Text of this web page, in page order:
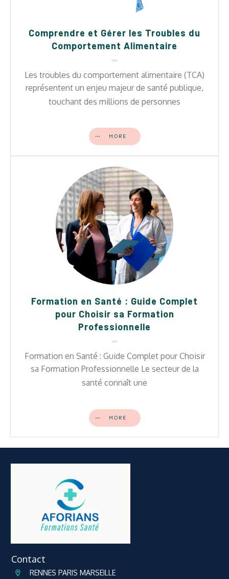
Comprendre et Gérer les Troubles du
Comportement Alimentaire
Les troubles du comportement alimentaire (TCA)
représentent un enjeu majeur de santé publique,
touchant des millions de personnes
MORE
Formation en Santé : Guide Complet
pour Choisir sa Formation
Professionnelle
Formation en Santé : Guide Complet pour Choisir
sa Formation Professionnelle Le secteur de la
santé connaît une
MORE
Contact
RENNES PARIS MARSEILLE